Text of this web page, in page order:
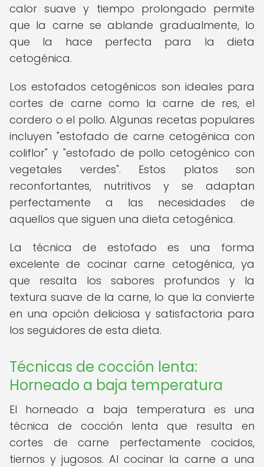
calor suave y tiempo prolongado permite
que la carne se ablande gradualmente, lo
que la hace perfecta para la dieta
cetogénica.
Los estofados cetogénicos son ideales para
cortes de carne como la carne de res, el
cordero o el pollo. Algunas recetas populares
incluyen "estofado de carne cetogénica con
coliflor" y "estofado de pollo cetogénico con
vegetales verdes". Estos platos son
reconfortantes, nutritivos y se adaptan
perfectamente a las necesidades de
aquellos que siguen una dieta cetogénica.
La técnica de estofado es una forma
excelente de cocinar carne cetogénica, ya
que resalta los sabores profundos y la
textura suave de la carne, lo que la convierte
en una opción deliciosa y satisfactoria para
los seguidores de esta dieta.
Técnicas de cocción lenta:
Horneado a baja temperatura
El horneado a baja temperatura es una
técnica de cocción lenta que resulta en
cortes de carne perfectamente cocidos,
tiernos y jugosos. Al cocinar la carne a una